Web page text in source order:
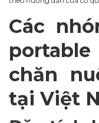
Các
chăn
tại Việt